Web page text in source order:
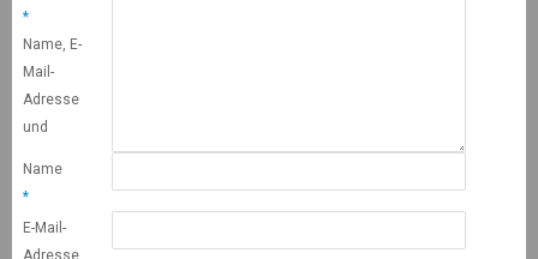
*
Name
*
E-Mail-
Name, E-
Mail-
Adresse
und